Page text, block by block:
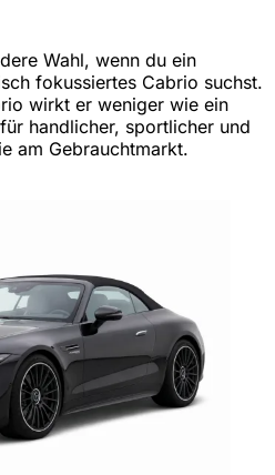
Wahl, wenn du ein
fokussiertes Cabrio suchst.
wirkt er weniger wie ein
handlicher, sportlicher und
am Gebrauchtmarkt.